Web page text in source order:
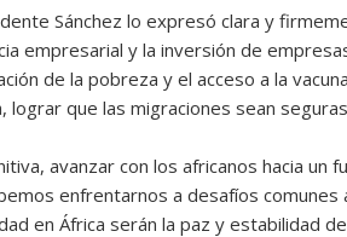
Sánchez lo expresó clara y
empresarial y la inversión de
de la pobreza y el acceso a la
lograr que las migraciones sean
avanzar con los africanos hacia
enfrentarnos a desafíos
en África serán la paz y estabilidad